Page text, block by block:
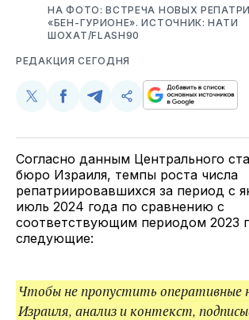
НА ФОТО: ВСТРЕЧА НОВЫХ
«БЕН-ГУРИОНЕ». ИСТОЧНИК: НАТИ
ШОХАТ/FLASH90
РЕДАКЦИЯ СЕГОДНЯ
Поделиться
Twitter
Поделиться
Facebook
Поделиться
Telegram
Скопируйте
поделитесь
ссылкой
Согласно данным Центрального
бюро Израиля, темпы роста числа
репатриировавшихся за период с
июль 2024 года по сравнению с
соответствующим периодом 2023
следующие:
Чтобы не пропустить оперативные
Израиля, анализ и контекст,